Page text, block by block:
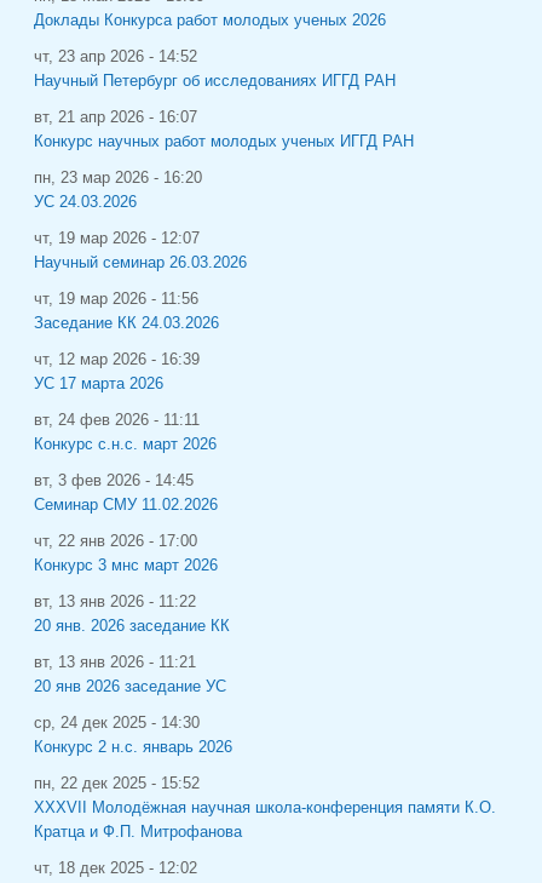
Доклады Конкурса работ молодых ученых 2026
чт, 23 апр 2026 - 14:52
Научный Петербург об исследованиях ИГГД РАН
вт, 21 апр 2026 - 16:07
Конкурс научных работ молодых ученых ИГГД РАН
пн, 23 мар 2026 - 16:20
УС 24.03.2026
чт, 19 мар 2026 - 12:07
Научный семинар 26.03.2026
чт, 19 мар 2026 - 11:56
Заседание КК 24.03.2026
чт, 12 мар 2026 - 16:39
УС 17 марта 2026
вт, 24 фев 2026 - 11:11
Конкурс с.н.с. март 2026
вт, 3 фев 2026 - 14:45
Семинар СМУ 11.02.2026
чт, 22 янв 2026 - 17:00
Конкурс 3 мнс март 2026
вт, 13 янв 2026 - 11:22
20 янв. 2026 заседание КК
вт, 13 янв 2026 - 11:21
20 янв 2026 заседание УС
ср, 24 дек 2025 - 14:30
Конкурс 2 н.с. январь 2026
пн, 22 дек 2025 - 15:52
XXXVII Молодёжная научная школа-конференция памяти К.О.
Кратца и Ф.П. Митрофанова
чт, 18 дек 2025 - 12:02